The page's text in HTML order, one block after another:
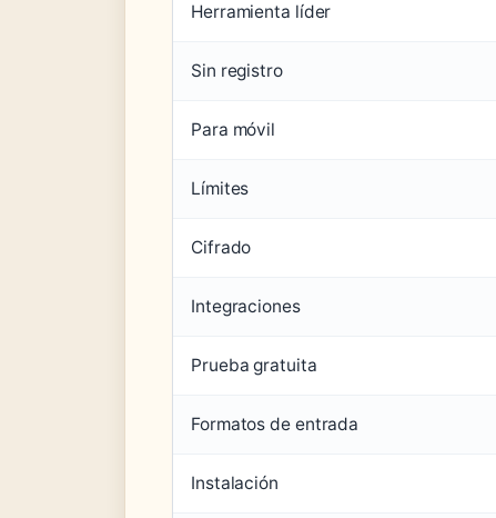
Herramienta líder
Sin registro
Para móvil
Límites
Cifrado
Integraciones
Prueba gratuita
Formatos de entrada
Instalación